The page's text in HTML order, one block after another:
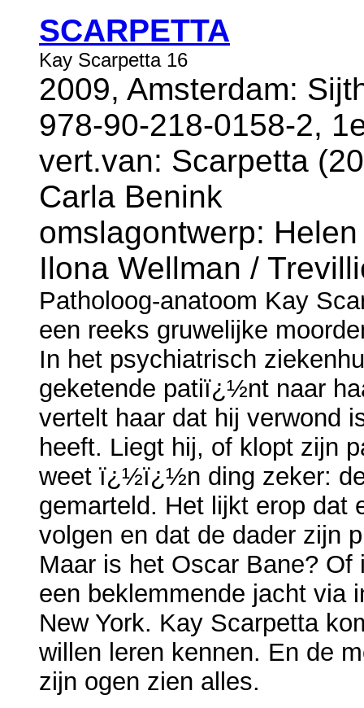
SCARPETTA
Kay Scarpetta 16
2009, Amsterdam:
978-90-218-0158-2,
vert.van: Scarpetta
Carla Benink
omslagontwerp:
Ilona Wellman /
Patholoog-anatoom Kay
een reeks gruwelijke
In het psychiatrisch
geketende patiï¿½nt naar
vertelt haar dat hij verwond
heeft. Liegt hij, of klopt zijn
weet ï¿½ï¿½n ding zeker:
gemarteld. Het lijkt erop dat
volgen en dat de dader zijn
Maar is het Oscar Bane?
een beklemmende jacht via
New York. Kay Scarpetta
willen leren kennen. En de
zijn ogen zien alles.